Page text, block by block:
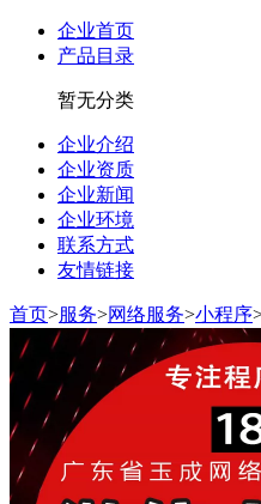
企业首页
产品目录
暂无分类
企业介绍
企业资质
企业新闻
企业环境
联系方式
友情链接
首页>服务>网络服务>小程序